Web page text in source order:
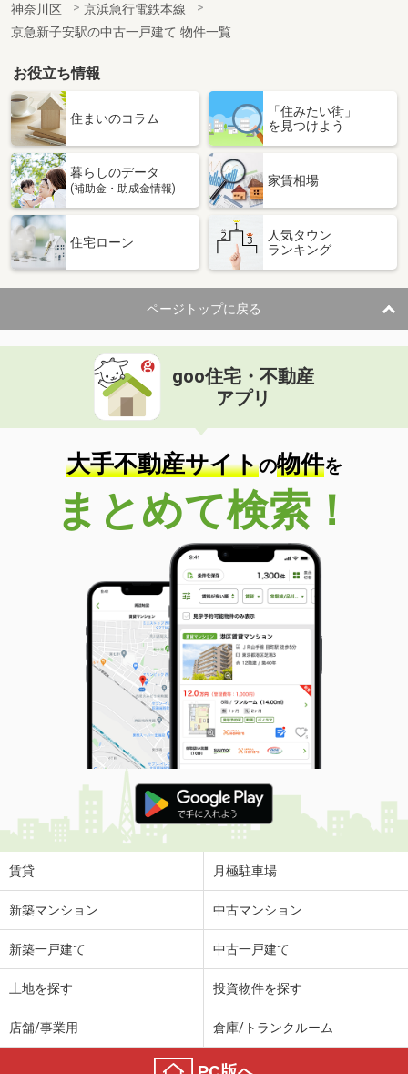
神奈川区
京浜急行電鉄本線
京急新子安駅の中古一戸建て 物件一覧
お役立ち情報
住まいのコラム
「住みたい街」
を見つけよう
暮らしのデータ
(補助金・助成金情報)
家賃相場
住宅ローン
人気タウン
ランキング
ページトップに戻る
goo住宅・不動産
アプリ
大手不動産サイトの物件を
まとめて検索！
賃貸 月極駐車場
新築マンション 中古マンション
新築一戸建て 中古一戸建て
土地を探す 投資物件を探す
店舗/事業用 倉庫/トランクルーム